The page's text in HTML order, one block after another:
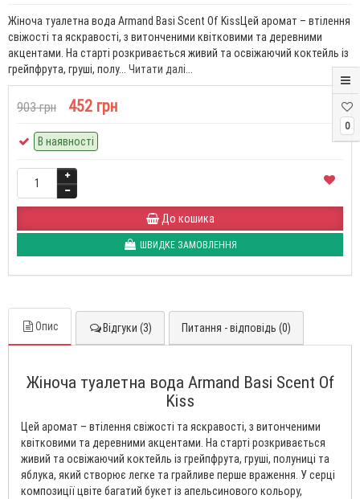
0
Жіноча туалетна вода Armand Basi Scent Of KissЦей аромат – втілення
свіжості та яскравості, з витонченими квітковими та деревними
акцентами. На старті розкривається живий та освіжаючий коктейль із
грейпфрута, груші, полу... Читати далі...
903 грн 452 грн
В наявності
До кошика
ШВИДКЕ ЗАМОВЛЕННЯ
Опис Відгуки (3) Питання - відповідь (0)
Жіноча туалетна вода Armand Basi Scent Of
Kiss
Цей аромат – втілення свіжості та яскравості, з витонченими
квітковими та деревними акцентами. На старті розкривається
живий та освіжаючий коктейль із грейпфрута, груші, полуниці та
яблука, який створює легке та грайливе перше враження. У серці
композиції цвіте багатий букет із апельсинового кольору,